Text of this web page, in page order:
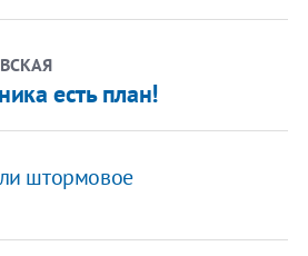
есть план!
штормовое